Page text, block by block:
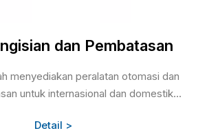
dan Pembatasan
menyediakan peralatan otomasi dan
untuk internasional dan domestik...
Detail >